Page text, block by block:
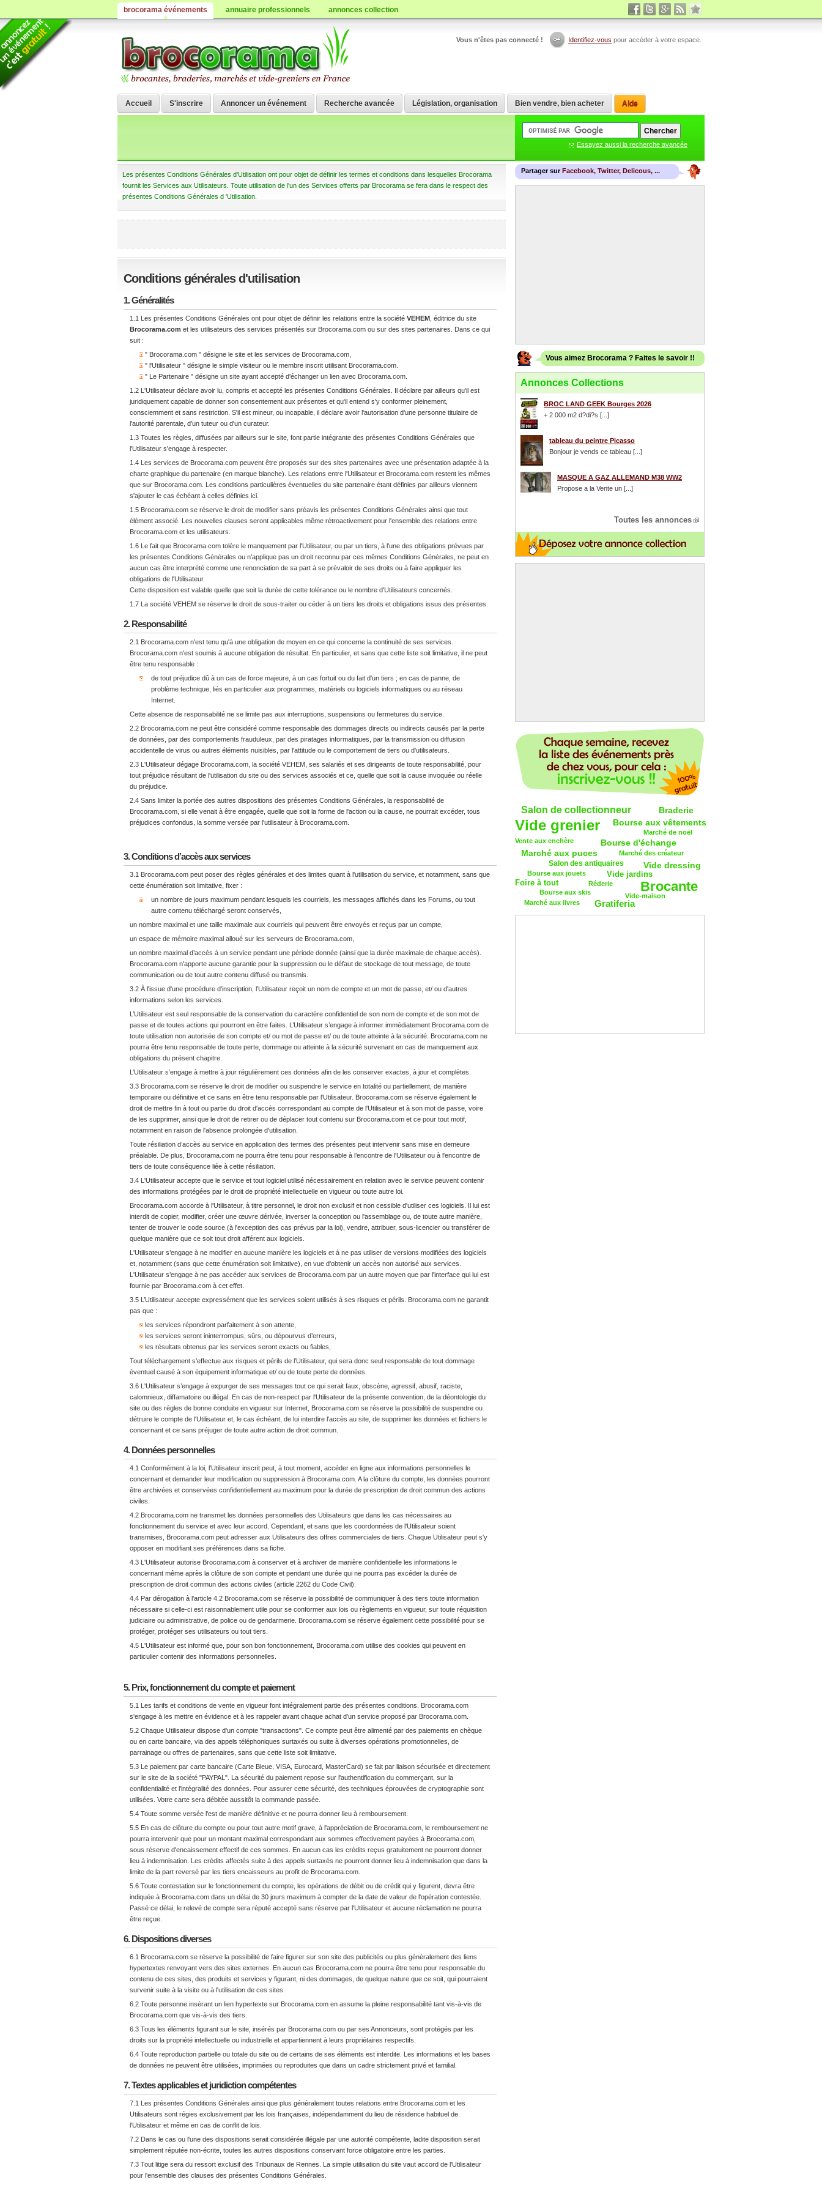
Vous n'êtes pas connecté ! Identifiez-vous pour accéder à votre espace.
Accueil S'inscrire Annoncer un événement Recherche avancée Législation, organisation Bien vendre, bien acheter Aide
Essayez aussi la recherche avancée
Les présentes Conditions Générales d'Utilisation ont pour objet de définir les termes et conditions dans lesquelles Brocorama
fournit les Services aux Utilisateurs. Toute utilisation de l'un des Services offerts par Brocorama se fera dans le respect des
présentes Conditions Générales d 'Utilisation.
Conditions générales d'utilisation
1. Généralités
1.1 Les présentes Conditions Générales ont pour objet de définir les relations entre la société VEHEM , éditrice du site
Brocorama.com et les utilisateurs des services présentés sur Brocorama.com ou sur des sites partenaires. Dans ce qui
suit :
" Brocorama.com " désigne le site et les services de Brocorama.com,
" l'Utilisateur " désigne le simple visiteur ou le membre inscrit utilisant Brocorama.com.
" Le Partenaire " désigne un site ayant accepté d'échanger un lien avec Brocorama.com.
1.2 L'Utilisateur déclare avoir lu, compris et accepté les présentes Conditions Générales. Il déclare par ailleurs qu'il est
juridiquement capable de donner son consentement aux présentes et qu'il entend s'y conformer pleinement,
consciemment et sans restriction. S'il est mineur, ou incapable, il déclare avoir l'autorisation d'une personne titulaire de
l'autorité parentale, d'un tuteur ou d'un curateur.
1.3 Toutes les règles, diffusées par ailleurs sur le site, font partie intégrante des présentes Conditions Générales que
l'Utilisateur s'engage à respecter.
1.4 Les services de Brocorama.com peuvent être proposés sur des sites partenaires avec une présentation adaptée à la
charte graphique du partenaire (en marque blanche). Les relations entre l'Utilisateur et Brocorama.com restent les mêmes
que sur Brocorama.com. Les conditions particulières éventuelles du site partenaire étant définies par ailleurs viennent
s'ajouter le cas échéant à celles définies ici.
1.5 Brocorama.com se réserve le droit de modifier sans préavis les présentes Conditions Générales ainsi que tout
élément associé. Les nouvelles clauses seront applicables même rétroactivement pour l'ensemble des relations entre
Brocorama.com et les utilisateurs.
1.6 Le fait que Brocorama.com tolère le manquement par l'Utilisateur, ou par un tiers, à l'une des obligations prévues par
les présentes Conditions Générales ou n’applique pas un droit reconnu par ces mêmes Conditions Générales, ne peut en
aucun cas être interprété comme une renonciation de sa part à se prévaloir de ses droits ou à faire appliquer les
obligations de l'Utilisateur.
Cette disposition est valable quelle que soit la durée de cette tolérance ou le nombre d'Utilisateurs concernés.
1.7 La société VEHEM se réserve le droit de sous-traiter ou céder à un tiers les droits et obligations issus des présentes.
2. Responsabilité
2.1 Brocorama.com n'est tenu qu'à une obligation de moyen en ce qui concerne la continuité de ses services.
Brocorama.com n'est soumis à aucune obligation de résultat. En particulier, et sans que cette liste soit limitative, il ne peut
être tenu responsable :
de tout préjudice dû à un cas de force majeure, à un cas fortuit ou du fait d'un tiers ; en cas de panne, de
problème technique, liés en particulier aux programmes, matériels ou logiciels informatiques ou au réseau
Internet.
Cette absence de responsabilité ne se limite pas aux interruptions, suspensions ou fermetures du service.
2.2 Brocorama.com ne peut être considéré comme responsable des dommages directs ou indirects causés par la perte
de données, par des comportements frauduleux, par des piratages informatiques, par la transmission ou diffusion
accidentelle de virus ou autres éléments nuisibles, par l'attitude ou le comportement de tiers ou d'utilisateurs.
2.3 L'Utilisateur dégage Brocorama.com, la société VEHEM, ses salariés et ses dirigeants de toute responsabilité, pour
tout préjudice résultant de l'utilisation du site ou des services associés et ce, quelle que soit la cause invoquée ou réelle
du préjudice.
2.4 Sans limiter la portée des autres dispositions des présentes Conditions Générales, la responsabilité de
Brocorama.com, si elle venait à être engagée, quelle que soit la forme de l'action ou la cause, ne pourrait excéder, tous
préjudices confondus, la somme versée par l'utilisateur à Brocorama.com.
3. Conditions d’accès aux services
3.1 Brocorama.com peut poser des règles générales et des limites quant à l'utilisation du service, et notamment, sans que
cette énumération soit limitative, fixer :
un nombre de jours maximum pendant lesquels les courriels, les messages affichés dans les Forums, ou tout
autre contenu téléchargé seront conservés,
un nombre maximal et une taille maximale aux courriels qui peuvent être envoyés et reçus par un compte,
un espace de mémoire maximal alloué sur les serveurs de Brocorama.com,
un nombre maximal d’accès à un service pendant une période donnée (ainsi que la durée maximale de chaque accès).
Brocorama.com n'apporte aucune garantie pour la suppression ou le défaut de stockage de tout message, de toute
communication ou de tout autre contenu diffusé ou transmis.
3.2 À l'issue d'une procédure d'inscription, l’Utilisateur reçoit un nom de compte et un mot de passe, et/ ou d'autres
informations selon les services.
L’Utilisateur est seul responsable de la conservation du caractère confidentiel de son nom de compte et de son mot de
passe et de toutes actions qui pourront en être faites. L’Utilisateur s’engage à informer immédiatement Brocorama.com de
toute utilisation non autorisée de son compte et/ ou mot de passe et/ ou de toute atteinte à la sécurité. Brocorama.com ne
pourra être tenu responsable de toute perte, dommage ou atteinte à la sécurité survenant en cas de manquement aux
obligations du présent chapitre.
L’Utilisateur s’engage à mettre à jour régulièrement ces données afin de les conserver exactes, à jour et complètes.
3.3 Brocorama.com se réserve le droit de modifier ou suspendre le service en totalité ou partiellement, de manière
temporaire ou définitive et ce sans en être tenu responsable par l'Utilisateur. Brocorama.com se réserve également le
droit de mettre fin à tout ou partie du droit d'accès correspondant au compte de l'Utilisateur et à son mot de passe, voire
de les supprimer, ainsi que le droit de retirer ou de déplacer tout contenu sur Brocorama.com et ce pour tout motif,
notamment en raison de l'absence prolongée d'utilisation.
Toute résiliation d’accès au service en application des termes des présentes peut intervenir sans mise en demeure
préalable. De plus, Brocorama.com ne pourra être tenu pour responsable à l’encontre de l'Utilisateur ou à l'encontre de
tiers de toute conséquence liée à cette résiliation.
3.4 L'Utilisateur accepte que le service et tout logiciel utilisé nécessairement en relation avec le service peuvent contenir
des informations protégées par le droit de propriété intellectuelle en vigueur ou toute autre loi.
Brocorama.com accorde à l'Utilisateur, à titre personnel, le droit non exclusif et non cessible d'utiliser ces logiciels. Il lui est
interdit de copier, modifier, créer une œuvre dérivée, inverser la conception ou l'assemblage ou, de toute autre manière,
tenter de trouver le code source (à l'exception des cas prévus par la loi), vendre, attribuer, sous-licencier ou transférer de
quelque manière que ce soit tout droit afférent aux logiciels.
L'Utilisateur s’engage à ne modifier en aucune manière les logiciels et à ne pas utiliser de versions modifiées des logiciels
et, notamment (sans que cette énumération soit limitative), en vue d'obtenir un accès non autorisé aux services.
L'Utilisateur s’engage à ne pas accéder aux services de Brocorama.com par un autre moyen que par l'interface qui lui est
fournie par Brocorama.com à cet effet.
3.5 L’Utilisateur accepte expressément que les services soient utilisés à ses risques et périls. Brocorama.com ne garantit
pas que :
les services répondront parfaitement à son attente,
les services seront ininterrompus, sûrs, ou dépourvus d’erreurs,
les résultats obtenus par les services seront exacts ou fiables,
Tout téléchargement s’effectue aux risques et périls de l’Utilisateur, qui sera donc seul responsable de tout dommage
éventuel causé à son équipement informatique et/ ou de toute perte de données.
3.6 L'Utilisateur s’engage à expurger de ses messages tout ce qui serait faux, obscène, agressif, abusif, raciste,
calomnieux, diffamatoire ou illégal. En cas de non-respect par l'Utilisateur de la présente convention, de la déontologie du
site ou des règles de bonne conduite en vigueur sur Internet, Brocorama.com se réserve la possibilité de suspendre ou
détruire le compte de l'Utilisateur et, le cas échéant, de lui interdire l'accès au site, de supprimer les données et fichiers le
concernant et ce sans préjuger de toute autre action de droit commun.
4. Données personnelles
4.1 Conformément à la loi, l'Utilisateur inscrit peut, à tout moment, accéder en ligne aux informations personnelles le
concernant et demander leur modification ou suppression à Brocorama.com. A la clôture du compte, les données pourront
être archivées et conservées confidentiellement au maximum pour la durée de prescription de droit commun des actions
civiles.
4.2 Brocorama.com ne transmet les données personnelles des Utilisateurs que dans les cas nécessaires au
fonctionnement du service et avec leur accord. Cependant, et sans que les coordonnées de l'Utilisateur soient
transmises, Brocorama.com peut adresser aux Utilisateurs des offres commerciales de tiers. Chaque Utilisateur peut s'y
opposer en modifiant ses préférences dans sa fiche.
4.3 L'Utilisateur autorise Brocorama.com à conserver et à archiver de manière confidentielle les informations le
concernant même après la clôture de son compte et pendant une durée qui ne pourra pas excéder la durée de
prescription de droit commun des actions civiles (article 2262 du Code Civil).
4.4 Par dérogation à l'article 4.2 Brocorama.com se réserve la possibilité de communiquer à des tiers toute information
nécessaire si celle-ci est raisonnablement utile pour se conformer aux lois ou règlements en vigueur, sur toute réquisition
judiciaire ou administrative, de police ou de gendarmerie. Brocorama.com se réserve également cette possibilité pour se
protéger, protéger ses utilisateurs ou tout tiers.
4.5 L'Utilisateur est informé que, pour son bon fonctionnement, Brocorama.com utilise des cookies qui peuvent en
particulier contenir des informations personnelles.
5. Prix, fonctionnement du compte et paiement
5.1 Les tarifs et conditions de vente en vigueur font intégralement partie des présentes conditions. Brocorama.com
s'engage à les mettre en évidence et à les rappeler avant chaque achat d'un service proposé par Brocorama.com.
5.2 Chaque Utilisateur dispose d'un compte "transactions". Ce compte peut être alimenté par des paiements en chèque
ou en carte bancaire, via des appels téléphoniques surtaxés ou suite à diverses opérations promotionnelles, de
parrainage ou offres de partenaires, sans que cette liste soit limitative.
5.3 Le paiement par carte bancaire (Carte Bleue, VISA, Eurocard, MasterCard) se fait par liaison sécurisée et directement
sur le site de la société "PAYPAL". La sécurité du paiement repose sur l'authentification du commerçant, sur la
confidentialité et l'intégralité des données. Pour assurer cette sécurité, des techniques éprouvées de cryptographie sont
utilisées. Votre carte sera débitée aussitôt la commande passée.
5.4 Toute somme versée l'est de manière définitive et ne pourra donner lieu à remboursement.
5.5 En cas de clôture du compte ou pour tout autre motif grave, à l'appréciation de Brocorama.com, le remboursement ne
pourra intervenir que pour un montant maximal correspondant aux sommes effectivement payées à Brocorama.com,
sous réserve d'encaissement effectif de ces sommes. En aucun cas les crédits reçus gratuitement ne pourront donner
lieu à indemnisation. Les crédits affectés suite à des appels surtaxés ne pourront donner lieu à indemnisation que dans la
limite de la part reversé par les tiers encaisseurs au profit de Brocorama.com.
5.6 Toute contestation sur le fonctionnement du compte, les opérations de débit ou de crédit qui y figurent, devra être
indiquée à Brocorama.com dans un délai de 30 jours maximum à compter de la date de valeur de l'opération contestée.
Passé ce délai, le relevé de compte sera réputé accepté sans réserve par l'Utilisateur et aucune réclamation ne pourra
être reçue.
6. Dispositions diverses
6.1 Brocorama.com se réserve la possibilité de faire figurer sur son site des publicités ou plus généralement des liens
hypertextes renvoyant vers des sites externes. En aucun cas Brocorama.com ne pourra être tenu pour responsable du
contenu de ces sites, des produits et services y figurant, ni des dommages, de quelque nature que ce soit, qui pourraient
survenir suite à la visite ou à l'utilisation de ces sites.
6.2 Toute personne insérant un lien hypertexte sur Brocorama.com en assume la pleine responsabilité tant vis-à-vis de
Brocorama.com que vis-à-vis des tiers.
6.3 Tous les éléments figurant sur le site, insérés par Brocorama.com ou par ses Annonceurs, sont protégés par les
droits sur la propriété intellectuelle ou industrielle et appartiennent à leurs propriétaires respectifs.
6.4 Toute reproduction partielle ou totale du site ou de certains de ses éléments est interdite. Les informations et les bases
de données ne peuvent être utilisées, imprimées ou reproduites que dans un cadre strictement privé et familial.
7. Textes applicables et juridiction compétentes
7.1 Les présentes Conditions Générales ainsi que plus généralement toutes relations entre Brocorama.com et les
Utilisateurs sont régies exclusivement par les lois françaises, indépendamment du lieu de résidence habituel de
l'Utilisateur et même en cas de conflit de lois.
7.2 Dans le cas ou l'une des dispositions serait considérée illégale par une autorité compétente, ladite disposition serait
simplement réputée non-écrite, toutes les autres dispositions conservant force obligatoire entre les parties.
7.3 Tout litige sera du ressort exclusif des Tribunaux de Rennes. La simple utilisation du site vaut accord de l'Utilisateur
pour l'ensemble des clauses des présentes Conditions Générales.
Partager surFacebook, Twitter, Delicous, ...
Vous aimez Brocorama ? Faites le savoir !!
Annonces Collections
BROC LAND GEEK Bourges 2026
+ 2 000 m2 d?di?s [...]
tableau du peintre Picasso
Bonjour je vends ce tableau [...]
MASQUE A GAZ ALLEMAND M38 WW2
Propose a la Vente un [...]
Toutes les annonces
Vide grenier
Brocante
Braderie
Marché aux puces
Vide dressing
Bourse d'échange
Salon de collectionneur
Foire à tout Réderie
Marché des créateur
Vente aux enchère
Bourse aux jouets
Salon des antiquaires
Bourse aux vêtements
Vide jardins
Marché de noël
Bourse aux skis
Vide-maison
Marché aux livres
Gratiferia
brocorama événements annuaire professionnels annonces collection